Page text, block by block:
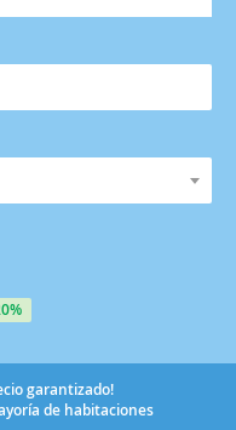
garantizado!
de habitaciones